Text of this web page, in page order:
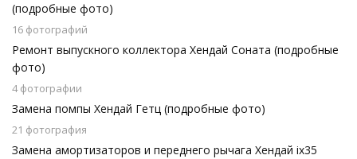
(подробные фото)
16 фотографий
Ремонт выпускного коллектора Хендай Соната (подробные
фото)
4 фотографии
Замена помпы Хендай Гетц (подробные фото)
21 фотография
Замена амортизаторов и переднего рычага Хендай ix35